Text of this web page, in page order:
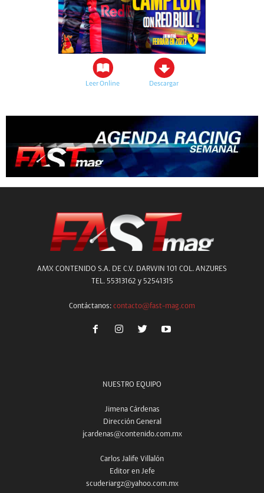
Leer Online Descargar
AMX CONTENIDO S.A. DE C.V. DARWIN 101 COL. ANZURES
TEL. 55313162 y 52541315
Contáctanos: contacto@fast-mag.com
NUESTRO EQUIPO
Jimena Cárdenas
Dirección General
jcardenas@contenido.com.mx
Carlos Jalife Villalón
Editor en Jefe
scuderiargz@yahoo.com.mx